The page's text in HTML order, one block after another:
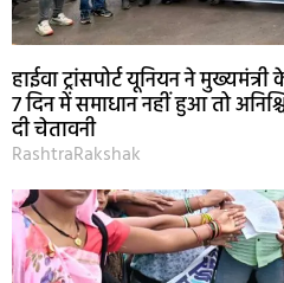
हाईवा ट्रांसपोर्ट यूनियन ने
7 दिन में समाधान नहीं हुआ तो
दी चेतावनी
RashtraRakshak